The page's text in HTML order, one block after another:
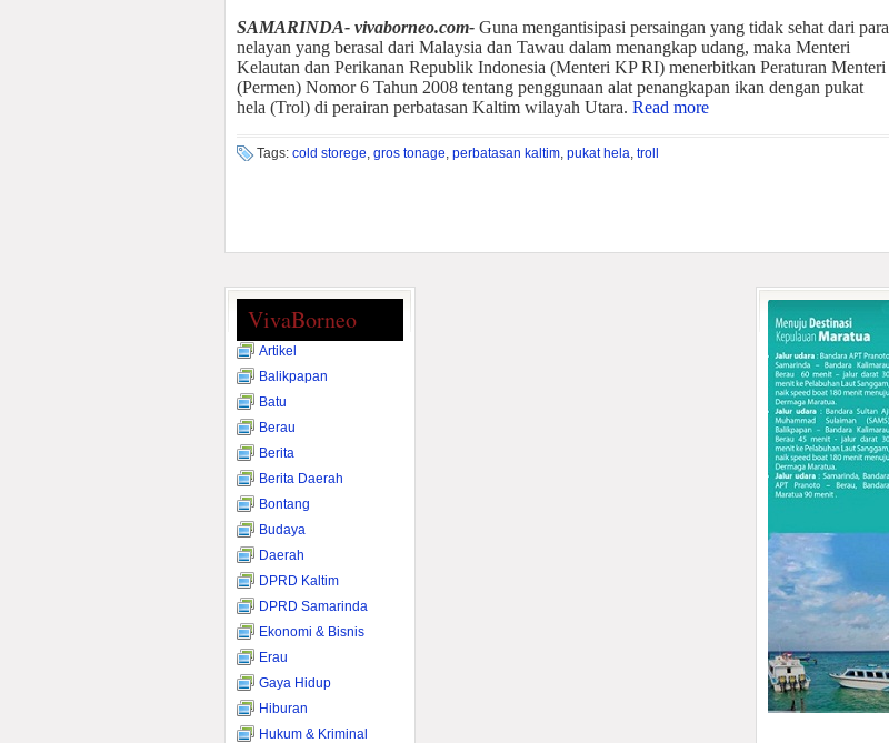
SAMARINDA- vivaborneo.com- Guna mengantisipasi persaingan yang tidak sehat dari para
nelayan yang berasal dari Malaysia dan Tawau dalam menangkap udang, maka Menteri
Kelautan dan Perikanan Republik Indonesia (Menteri KP RI) menerbitkan Peraturan Menteri
(Permen) Nomor 6 Tahun 2008 tentang penggunaan alat penangkapan ikan dengan pukat
hela (Trol) di perairan perbatasan Kaltim wilayah Utara. Read more
Tags: cold storege, gros tonage, perbatasan kaltim, pukat hela, troll
VivaBorneo
Artikel
Balikpapan
Batu
Berau
Berita
Berita Daerah
Bontang
Budaya
Daerah
DPRD Kaltim
DPRD Samarinda
Ekonomi & Bisnis
Erau
Gaya Hidup
Hiburan
Hukum & Kriminal